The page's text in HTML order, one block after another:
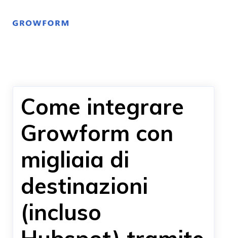
Come integrare
Growform con
migliaia di
destinazioni
(incluso